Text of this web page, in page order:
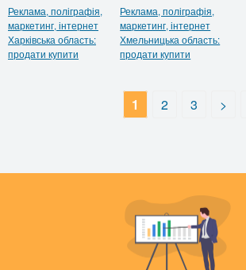
Реклама, поліграфія,
маркетинг, інтернет
Харківська область:
продати купити
Реклама, поліграфія,
маркетинг, інтернет
Хмельницька область:
продати купити
1 2 3 >